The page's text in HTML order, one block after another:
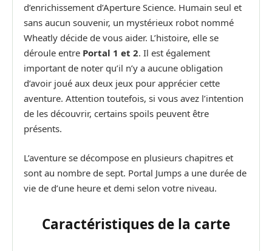
d’enrichissement d’Aperture Science. Humain seul et
sans aucun souvenir, un mystérieux robot nommé
Wheatly décide de vous aider. L’histoire, elle se
déroule entre Portal 1 et 2. Il est également
important de noter qu’il n’y a aucune obligation
d’avoir joué aux deux jeux pour apprécier cette
aventure. Attention toutefois, si vous avez l’intention
de les découvrir, certains spoils peuvent être
présents.
L’aventure se décompose en plusieurs chapitres et
sont au nombre de sept. Portal Jumps a une durée de
vie de d’une heure et demi selon votre niveau.
Caractéristiques de la carte